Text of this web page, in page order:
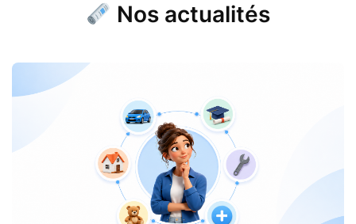
Nos actualités